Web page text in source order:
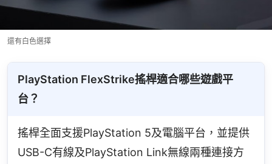
還有白色選擇
PlayStation FlexStrike搖桿適合哪些遊戲平
台？
搖桿全面支援PlayStation 5及電腦平台，並提供
USB-C有線及PlayStation Link無線兩種連接方